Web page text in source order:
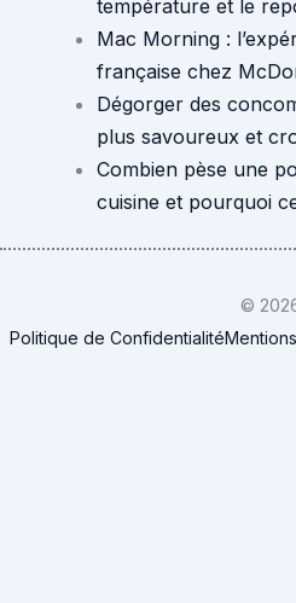
température et le
Mac Morning :
française chez
Dégorger des
plus savoureux et
Combien pèse une
cuisine et pourquoi
©
Politique de Confidentialité